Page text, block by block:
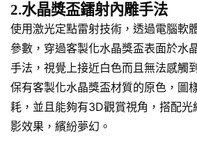
2.水晶獎盃鐳射內雕手法
使用激光定點雷射技術，透過電腦軟
參數，穿過客製化水晶獎盃表面於水
手法，視覺上接近白色而且無法感觸
保有客製化水晶獎盃材質的原色，圖
耗，並且能夠有3D觀賞視角，搭配
影效果，繽紛夢幻。